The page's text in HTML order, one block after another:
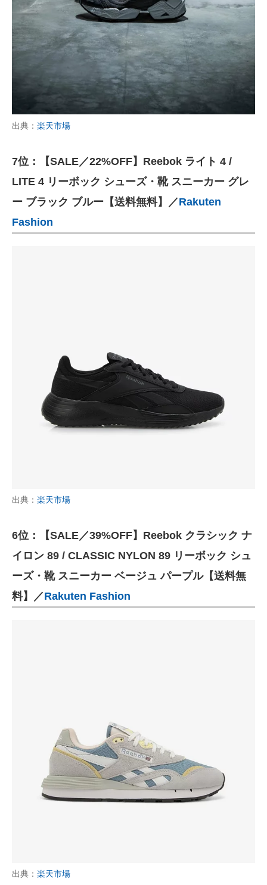
出典： 楽天市場
7位：【SALE／22%OFF】Reebok ライト 4 /
LITE 4 リーボック シューズ・靴 スニーカー グレ
ー ブラック ブルー【送料無料】／Rakuten
Fashion
出典： 楽天市場
6位：【SALE／39%OFF】Reebok クラシック ナ
イロン 89 / CLASSIC NYLON 89 リーボック シュ
ーズ・靴 スニーカー ベージュ パープル【送料無
料】／Rakuten Fashion
出典： 楽天市場